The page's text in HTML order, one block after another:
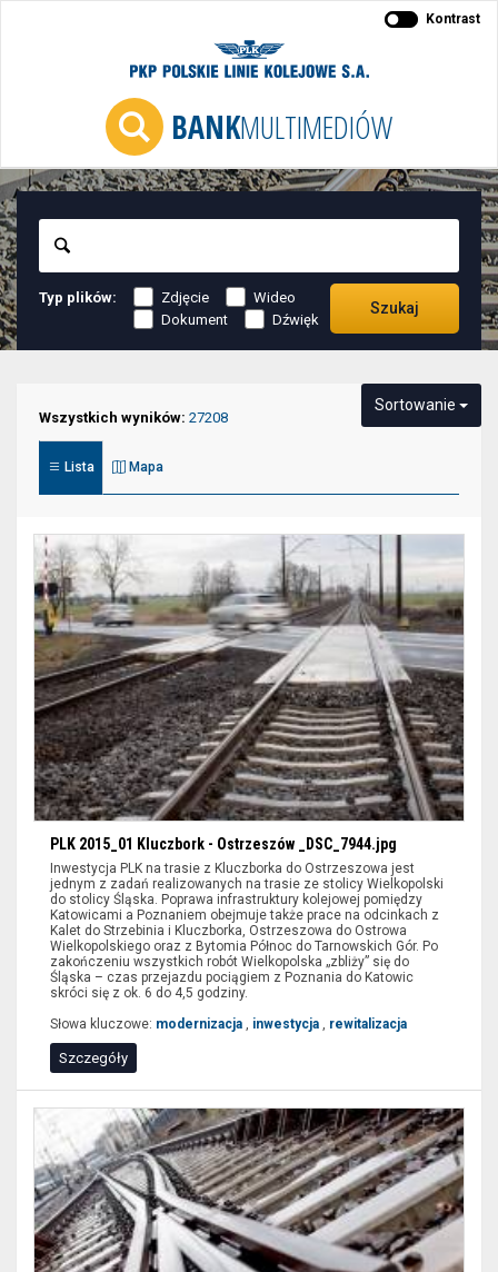
BANKMULTIMEDIÓW
Kontrast
Typ plików: Zdjęcie
Wideo
Dokument
Dźwięk
Szukaj
elementy
służące
filtrowania
wyników
wyszukiwania
dostępne
czytników
ekranu
(sekcja
lokalizacja).
wyświetlić
zawężone
wyniki
wyszukiwania
można
wypełnić
tylko
niektóre
pozycje
formularzy
wybrać
przycisk
filtruj.
Wszystkich wyników: 27208
Lista Mapa
Sortowanie
PLK 2015_01 Kluczbork - Ostrzeszów _DSC_7944.jpg
Inwestycja PLK na trasie z Kluczborka do Ostrzeszowa jest
jednym z zadań realizowanych na trasie ze stolicy Wielkopolski
do stolicy Śląska. Poprawa infrastruktury kolejowej pomiędzy
Katowicami a Poznaniem obejmuje także prace na odcinkach z
Kalet do Strzebinia i Kluczborka, Ostrzeszowa do Ostrowa
Wielkopolskiego oraz z Bytomia Północ do Tarnowskich Gór. Po
zakończeniu wszystkich robót Wielkopolska „zbliży” się do
Śląska – czas przejazdu pociągiem z Poznania do Katowic
skróci się z ok. 6 do 4,5 godziny.
Słowa kluczowe: modernizacja , inwestycja , rewitalizacja
Szczegóły